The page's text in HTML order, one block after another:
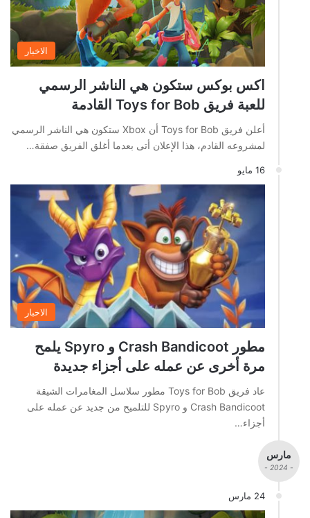
الاخبار
اكس بوكس ستكون هي الناشر الرسمي
للعبة فريق Toys for Bob القادمة
أعلن فريق Toys for Bob أن Xbox ستكون هي الناشر الرسمي
لمشروعه القادم، هذا الإعلان أتى بعدما أغلق الفريق صفقة…
16 مايو
الاخبار
مطور Crash Bandicoot و Spyro يلمح
مرة أخرى عن عمله على أجزاء جديدة
عاد فريق Toys for Bob مطور سلاسل المغامرات الشيقة
Crash Bandicoot و Spyro للتلميح من جديد عن عمله على
أجزاء…
مارس
- 2024 -
24 مارس